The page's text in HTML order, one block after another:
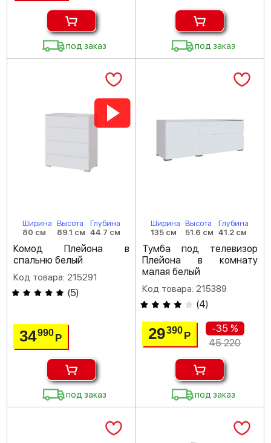
под заказ под заказ
Ширина
80 см
Высота
89.1 см
Глубина
44.7 см
Комод Плейона в
спальню белый
Код товара: 215291
(5)
34990Р
под заказ
Ширина
135 см
Высота
51.6 см
Глубина
41.2 см
Тумба под телевизор
Плейона в комнату
малая белый
Код товара: 215389
(4)
29390 Р
-35 %
45 220
под заказ